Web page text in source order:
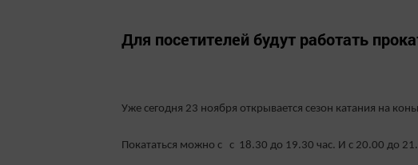
Для посетителей будут работать
Уже сегодня 23 ноября открывается сезон катания на
Покататься можно с с 18.30 до 19.30 час. И с 20.00 до